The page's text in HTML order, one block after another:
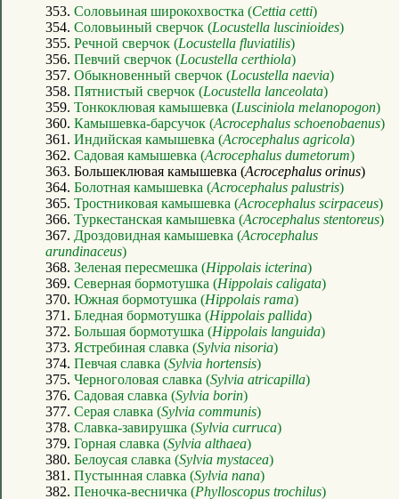
353. Соловьиная широкохвостка (Cettia cetti)
354. Соловьиный сверчок (Locustella luscinioides)
355. Речной сверчок (Locustella fluviatilis)
356. Певчий сверчок (Locustella certhiola)
357. Обыкновенный сверчок (Locustella naevia)
358. Пятнистый сверчок (Locustella lanceolata)
359. Тонкоклювая камышевка (Lusciniola melanopogon)
360. Камышевка-барсучок (Acrocephalus schoenobaenus)
361. Индийская камышевка (Acrocephalus agricola)
362. Садовая камышевка (Acrocephalus dumetorum)
363. Большеклювая камышевка (Acrocephalus orinus)
364. Болотная камышевка (Acrocephalus palustris)
365. Тростниковая камышевка (Acrocephalus scirpaceus)
366. Туркестанская камышевка (Acrocephalus stentoreus)
367. Дроздовидная камышевка (Acrocephalus
arundinaceus)
368. Зеленая пересмешка (Hippolais icterina)
369. Северная бормотушка (Hippolais caligata)
370. Южная бормотушка (Hippolais rama)
371. Бледная бормотушка (Hippolais pallida)
372. Большая бормотушка (Hippolais languida)
373. Ястребиная славка (Sylvia nisoria)
374. Певчая славка (Sylvia hortensis)
375. Черноголовая славка (Sylvia atricapilla)
376. Садовая славка (Sylvia borin)
377. Серая славка (Sylvia communis)
378. Славка-завирушка (Sylvia curruca)
379. Горная славка (Sylvia althaea)
380. Белоусая славка (Sylvia mystacea)
381. Пустынная славка (Sylvia nana)
382. Пеночка-весничка (Phylloscopus trochilus)